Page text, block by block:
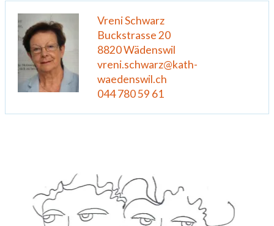
Vreni Schwarz
Buckstrasse 20
8820 Wädenswil
vreni.schwarz@kath-
waedenswil.ch
044 780 59 61